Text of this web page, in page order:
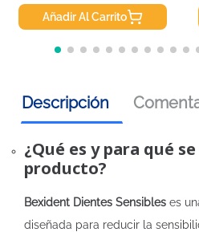
Añadir Al Carrito
Descripción
¿Qué es y para qué
producto?
Bexident Dientes Sensibles es
diseñada para reducir la